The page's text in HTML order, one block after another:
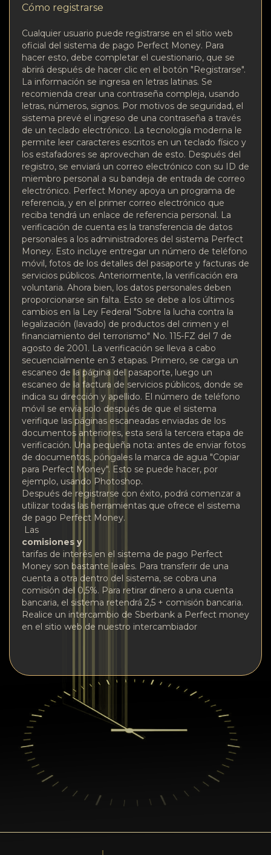
Cómo registrarse
Cualquier usuario puede registrarse en el sitio web
oficial del sistema de pago Perfect Money. Para
hacer esto, debe completar el cuestionario, que se
abrirá después de hacer clic en el botón "Registrarse".
La información se ingresa en letras latinas. Se
recomienda crear una contraseña compleja, usando
letras, números, signos. Por motivos de seguridad, el
sistema prevé el ingreso de una contraseña a través
de un teclado electrónico. La tecnología moderna le
permite leer caracteres escritos en un teclado físico y
los estafadores se aprovechan de esto. Después del
registro, se enviará un correo electrónico con su ID de
miembro personal a su bandeja de entrada de correo
electrónico. Perfect Money apoya un programa de
referencia, y en el primer correo electrónico que
reciba tendrá un enlace de referencia personal. La
verificación de cuenta es la transferencia de datos
personales a los administradores del sistema Perfect
Money. Esto incluye entregar un número de teléfono
móvil, fotos de los detalles del pasaporte y facturas de
servicios públicos. Anteriormente, la verificación era
voluntaria. Ahora bien, los datos personales deben
proporcionarse sin falta. Esto se debe a los últimos
cambios en la Ley Federal "Sobre la lucha contra la
legalización (lavado) de productos del crimen y el
financiamiento del terrorismo" No. 115-FZ del 7 de
agosto de 2001. La verificación se lleva a cabo
secuencialmente en 3 etapas. Primero, se carga un
escaneo de la página del pasaporte, luego un
escaneo de la factura de servicios públicos, donde se
indica su dirección y apellido. El número de teléfono
móvil se envía solo después de que el sistema
verifique las páginas escaneadas enviadas de los
documentos anteriores, esta será la tercera etapa de
verificación. Una pequeña nota: antes de enviar fotos
de documentos, póngales la marca de agua "Copiar
para Perfect Money". Esto se puede hacer, por
ejemplo, usando Photoshop.
Después de registrarse con éxito, podrá comenzar a
utilizar todas las herramientas que ofrece el sistema
de pago Perfect Money.
Las
comisiones y
tarifas de interés en el sistema de pago Perfect
Money son bastante leales. Para transferir de una
cuenta a otra dentro del sistema, se cobra una
comisión del 0,5%. Para retirar dinero a una cuenta
bancaria, el sistema retendrá 2,5 + comisión bancaria.
Realice un intercambio de Sberbank a Perfect money
en el sitio web de nuestro intercambiador